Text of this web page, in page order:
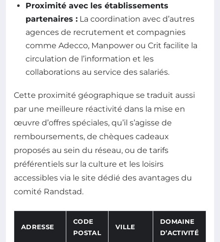
Proximité avec les établissements
partenaires : La coordination avec d’autres
agences de recrutement et compagnies
comme Adecco, Manpower ou Crit facilite la
circulation de l’information et les
collaborations au service des salariés.
Cette proximité géographique se traduit aussi
par une meilleure réactivité dans la mise en
œuvre d’offres spéciales, qu’il s’agisse de
remboursements, de chèques cadeaux
proposés au sein du réseau, ou de tarifs
préférentiels sur la culture et les loisirs
accessibles via le site dédié des avantages du
comité Randstad.
ADRESSE
CODE
POSTAL
VILLE
DOMAINE
D’ACTIVITÉ